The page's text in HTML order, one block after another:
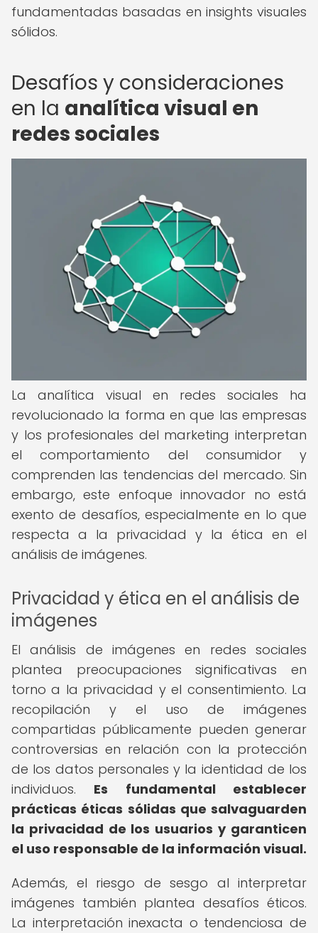
fundamentadas basadas en insights visuales
sólidos.
Desafíos y consideraciones
en la analítica visual en
redes sociales
La analítica visual en redes sociales ha
revolucionado la forma en que las empresas
y los profesionales del marketing interpretan
el comportamiento del consumidor y
comprenden las tendencias del mercado. Sin
embargo, este enfoque innovador no está
exento de desafíos, especialmente en lo que
respecta a la privacidad y la ética en el
análisis de imágenes.
Privacidad y ética en el análisis de
imágenes
El análisis de imágenes en redes sociales
plantea preocupaciones significativas en
torno a la privacidad y el consentimiento. La
recopilación y el uso de imágenes
compartidas públicamente pueden generar
controversias en relación con la protección
de los datos personales y la identidad de los
individuos. Es fundamental establecer
prácticas éticas sólidas que salvaguarden
la privacidad de los usuarios y garanticen
el uso responsable de la información visual.
Además, el riesgo de sesgo al interpretar
imágenes también plantea desafíos éticos.
La interpretación inexacta o tendenciosa de